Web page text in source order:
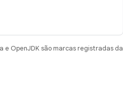
e OpenJDK são marcas registradas da